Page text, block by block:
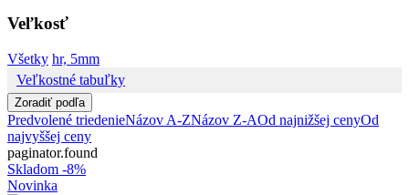
Veľkosť
Všetky hr, 5mm
Veľkostné tabuľky
Zoradiť podľa
Predvolené triedenieNázov A-ZNázov Z-AOd najnižšej cenyOd
najvyššej ceny
paginator.found
Skladom -8%
Novinka